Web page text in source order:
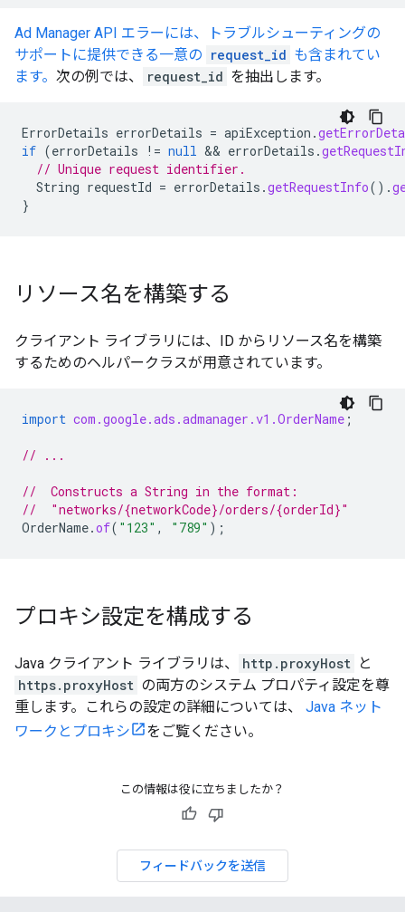
Ad Manager API エラーには、トラブルシューティングの
サポートに提供できる一意の request_id も含まれてい
ます。 次の例では、 request_id を抽出します。
ErrorDetails errorDetails = apiException .
if (errorDetails != null && errorDetails .
// Unique request identifier.
String requestId = errorDetails .getRequestInfo().
}
リソース名を構築する
クライアント ライブラリには、ID からリソース名を構築
するためのヘルパークラスが用意されています。
import com.google.ads.admanager.v1.OrderName ;
// ...
//  Constructs a String in the format:
//  "networks/{networkCode}/orders/{orderId}"
OrderName.of( "123" , "789" );
プロキシ設定を構成する
Java クライアント ライブラリは、 http.proxyHost と
https.proxyHost の両方のシステム プロパティ設定を尊
重します。これらの設定の詳細については、 Java ネット
ワークとプロキシ
をご覧ください。
この情報は役に立ちましたか？
フィードバックを送信